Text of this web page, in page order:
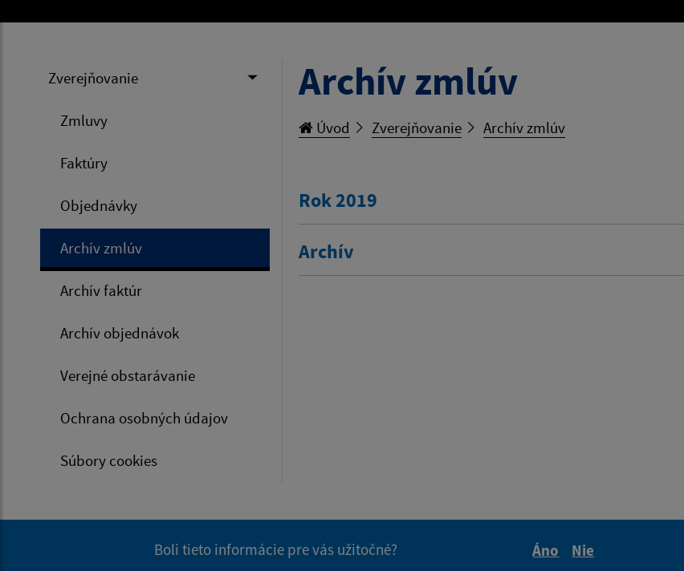
Zverejňovanie
Zmluvy
Faktúry
Objednávky
Archív zmlúv
Archív faktúr
Archív objednávok
Verejné obstarávanie
Ochrana osobných údajov
Súbory cookies
Archív zmlúv
Úvod Zverejňovanie Archív zmlúv
Rok 2019
Archív
Boli tieto informácie pre vás užitočné?
Áno
Nie